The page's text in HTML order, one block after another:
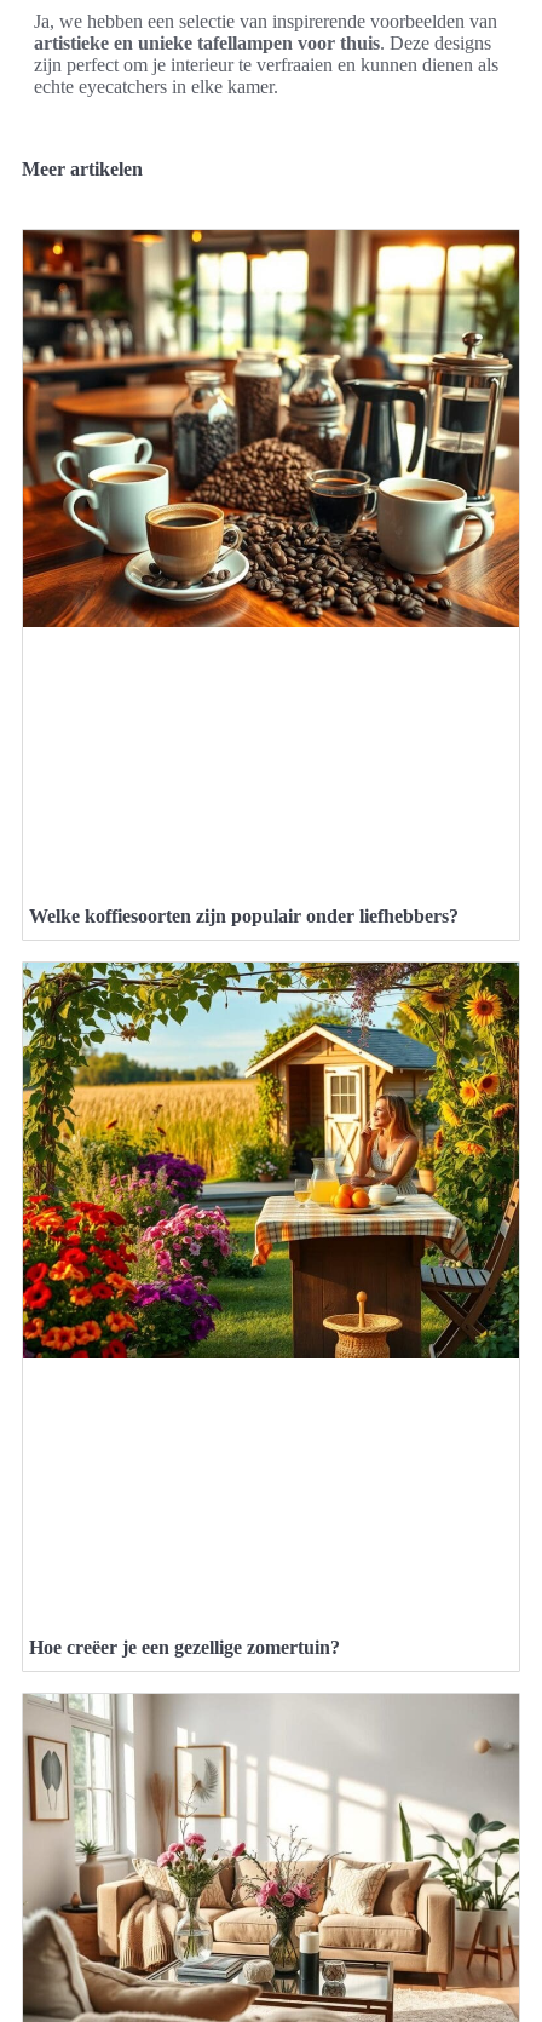
Ja, we hebben een selectie van inspirerende voorbeelden van
artistieke en unieke tafellampen voor thuis. Deze designs
zijn perfect om je interieur te verfraaien en kunnen dienen als
echte eyecatchers in elke kamer.
Meer artikelen
Welke koffiesoorten zijn populair onder liefhebbers?
Hoe creëer je een gezellige zomertuin?